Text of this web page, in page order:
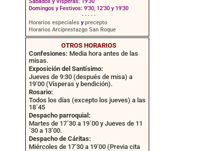
o
o
k
p
p
tir
Domingos y Festivos: 9’30, 12’30 y 19’30
· · · · ·
Horarios especiales yprecepto
Horarios Arciprestazgo San Roque
OTROS HORARIOS
Confesiones: Media hora antes de las
misas.
Exposición del Santísimo:
Jueves de 9:30 (después de misa) a
19’00 (Vísperas y bendición).
Rosario:
Todos los días (excepto los jueves) a las
18´45
Despacho parroquial:
Martes de 17´30 a 19´00 y Jueves de 11
´30 a 13’00.
Despacho de Cáritas:
Miércoles de 17’30 a 19’00 (Previa cita